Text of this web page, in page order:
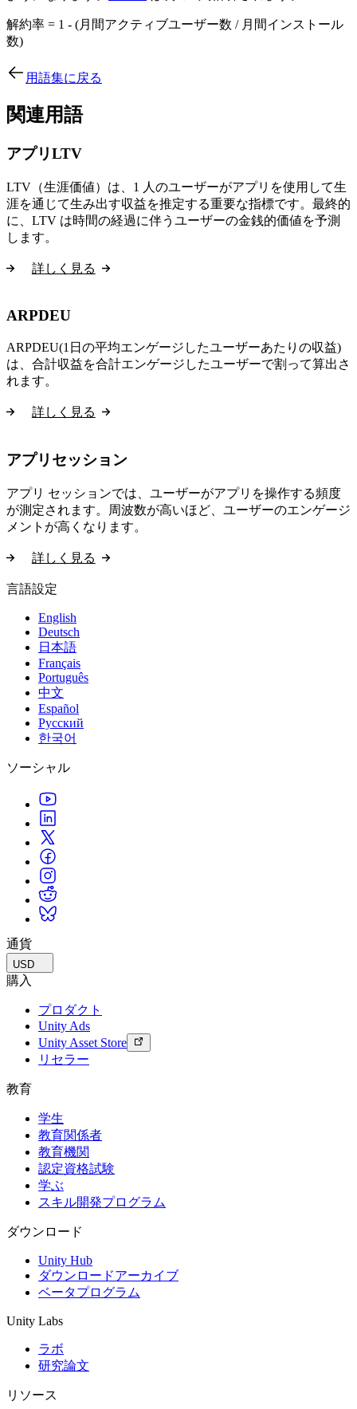
解約率 = 1 - (月間アクティブユーザー数 / 月間インストール
数)
用語集に戻る
関連用語
アプリLTV
LTV（生涯価値）は、1 人のユーザーがアプリを使用して生
涯を通じて生み出す収益を推定する重要な指標です。最終的
に、LTV は時間の経過に伴うユーザーの金銭的価値を予測
します。
詳しく見る
ARPDEU
ARPDEU(1日の平均エンゲージしたユーザーあたりの収益)
は、合計収益を合計エンゲージしたユーザーで割って算出さ
れます。
詳しく見る
アプリセッション
アプリ セッションでは、ユーザーがアプリを操作する頻度
が測定されます。周波数が高いほど、ユーザーのエンゲージ
メントが高くなります。
詳しく見る
言語設定
English
Deutsch
日本語
Français
Português
中文
Español
Русский
한국어
ソーシャル
通貨
USD
購入
プロダクト
Unity Ads
Unity Asset Store
リセラー
教育
学生
教育関係者
教育機関
認定資格試験
学ぶ
スキル開発プログラム
ダウンロード
Unity Hub
ダウンロードアーカイブ
ベータプログラム
Unity Labs
ラボ
研究論文
リソース